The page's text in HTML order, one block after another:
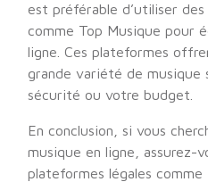
est préférable d’utiliser
comme Top Musique pour
ligne. Ces plateformes
grande variété de musique
sécurité ou votre budget.
En conclusion, si vous
musique en ligne, assurez-
plateformes légales